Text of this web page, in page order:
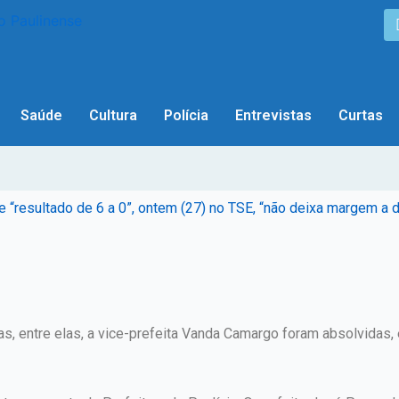
Saúde Cultura Polícia Entrevistas Curtas
de 6 a 0”, ontem (27) no TSE, “não deixa margem a
entre elas, a vice-prefeita Vanda Camargo foram